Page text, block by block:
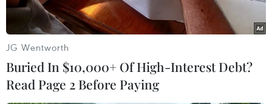
TIN CÙNG CHUYÊN MỤC
Phim Việt tham dự Liên hoan phim
ASEAN 2026 tại Hong Kong
07/08/2026 15:44
JG Wentworth
Buried In $10,000+ Of High-Interest Debt?
Read Page 2 Before Paying